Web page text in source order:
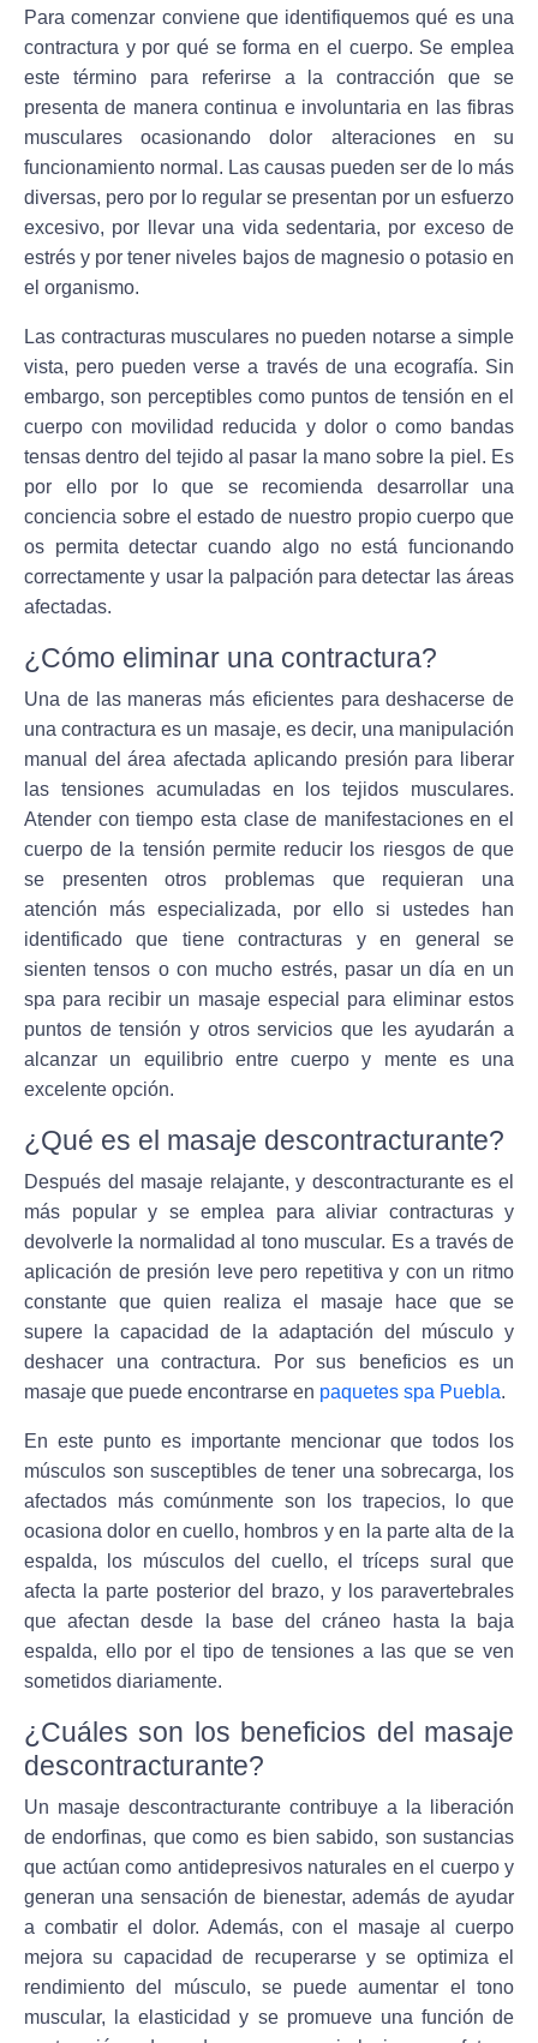
Para comenzar conviene que identifiquemos qué es una
contractura y por qué se forma en el cuerpo. Se emplea
este término para referirse a la contracción que se
presenta de manera continua e involuntaria en las fibras
musculares ocasionando dolor alteraciones en su
funcionamiento normal. Las causas pueden ser de lo más
diversas, pero por lo regular se presentan por un esfuerzo
excesivo, por llevar una vida sedentaria, por exceso de
estrés y por tener niveles bajos de magnesio o potasio en
el organismo.
Las contracturas musculares no pueden notarse a simple
vista, pero pueden verse a través de una ecografía. Sin
embargo, son perceptibles como puntos de tensión en el
cuerpo con movilidad reducida y dolor o como bandas
tensas dentro del tejido al pasar la mano sobre la piel. Es
por ello por lo que se recomienda desarrollar una
conciencia sobre el estado de nuestro propio cuerpo que
os permita detectar cuando algo no está funcionando
correctamente y usar la palpación para detectar las áreas
afectadas.
¿Cómo eliminar una contractura?
Una de las maneras más eficientes para deshacerse de
una contractura es un masaje, es decir, una manipulación
manual del área afectada aplicando presión para liberar
las tensiones acumuladas en los tejidos musculares.
Atender con tiempo esta clase de manifestaciones en el
cuerpo de la tensión permite reducir los riesgos de que
se presenten otros problemas que requieran una
atención más especializada, por ello si ustedes han
identificado que tiene contracturas y en general se
sienten tensos o con mucho estrés, pasar un día en un
spa para recibir un masaje especial para eliminar estos
puntos de tensión y otros servicios que les ayudarán a
alcanzar un equilibrio entre cuerpo y mente es una
excelente opción.
¿Qué es el masaje descontracturante?
Después del masaje relajante, y descontracturante es el
más popular y se emplea para aliviar contracturas y
devolverle la normalidad al tono muscular. Es a través de
aplicación de presión leve pero repetitiva y con un ritmo
constante que quien realiza el masaje hace que se
supere la capacidad de la adaptación del músculo y
deshacer una contractura. Por sus beneficios es un
masaje que puede encontrarse en paquetes spa Puebla.
En este punto es importante mencionar que todos los
músculos son susceptibles de tener una sobrecarga, los
afectados más comúnmente son los trapecios, lo que
ocasiona dolor en cuello, hombros y en la parte alta de la
espalda, los músculos del cuello, el tríceps sural que
afecta la parte posterior del brazo, y los paravertebrales
que afectan desde la base del cráneo hasta la baja
espalda, ello por el tipo de tensiones a las que se ven
sometidos diariamente.
¿Cuáles son los beneficios del masaje
descontracturante?
Un masaje descontracturante contribuye a la liberación
de endorfinas, que como es bien sabido, son sustancias
que actúan como antidepresivos naturales en el cuerpo y
generan una sensación de bienestar, además de ayudar
a combatir el dolor. Además, con el masaje al cuerpo
mejora su capacidad de recuperarse y se optimiza el
rendimiento del músculo, se puede aumentar el tono
muscular, la elasticidad y se promueve una función de